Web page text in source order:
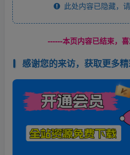
此处内容已隐藏，
------本页内容已结束，
感谢您的来访，获取更多精